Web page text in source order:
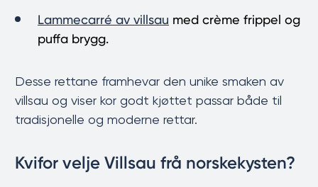
Lammecarré av villsau med crème frippel og
puffa brygg.
Desse rettane framhevar den unike smaken av
villsau og viser kor godt kjøttet passar både til
tradisjonelle og moderne rettar.
Kvifor velje Villsau frå norskekysten?